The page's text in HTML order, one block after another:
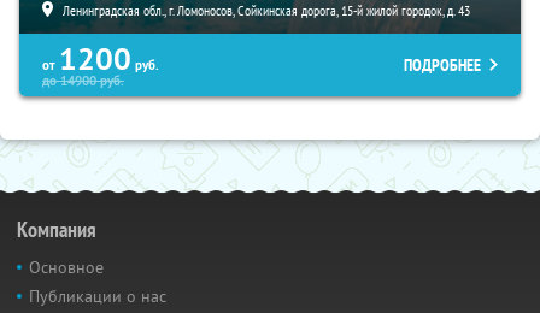
Ленинградская обл., г. Ломоносов, Сойкинская дорога, 15-й жилой городок, д. 43
от 1200 руб.
до14900руб.
ПОДРОБНЕЕ
Компания
Основное
Публикации о нас